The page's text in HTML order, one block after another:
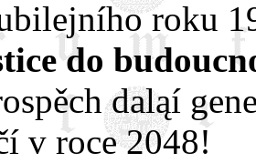
roku
do
daląí
v roce 2048!